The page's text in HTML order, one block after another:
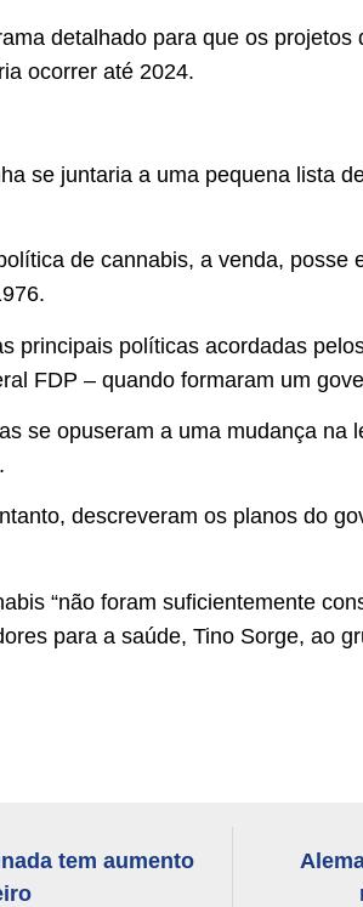
detalhado para que os
ocorrer até 2024.
se juntaria a uma pequena lista
de cannabis, a venda,
principais políticas acordadas
FDP – quando formaram um
se opuseram a uma mudança na
descreveram os planos do
“não foram suficientemente
para a saúde, Tino Sorge, ao
tem aumento